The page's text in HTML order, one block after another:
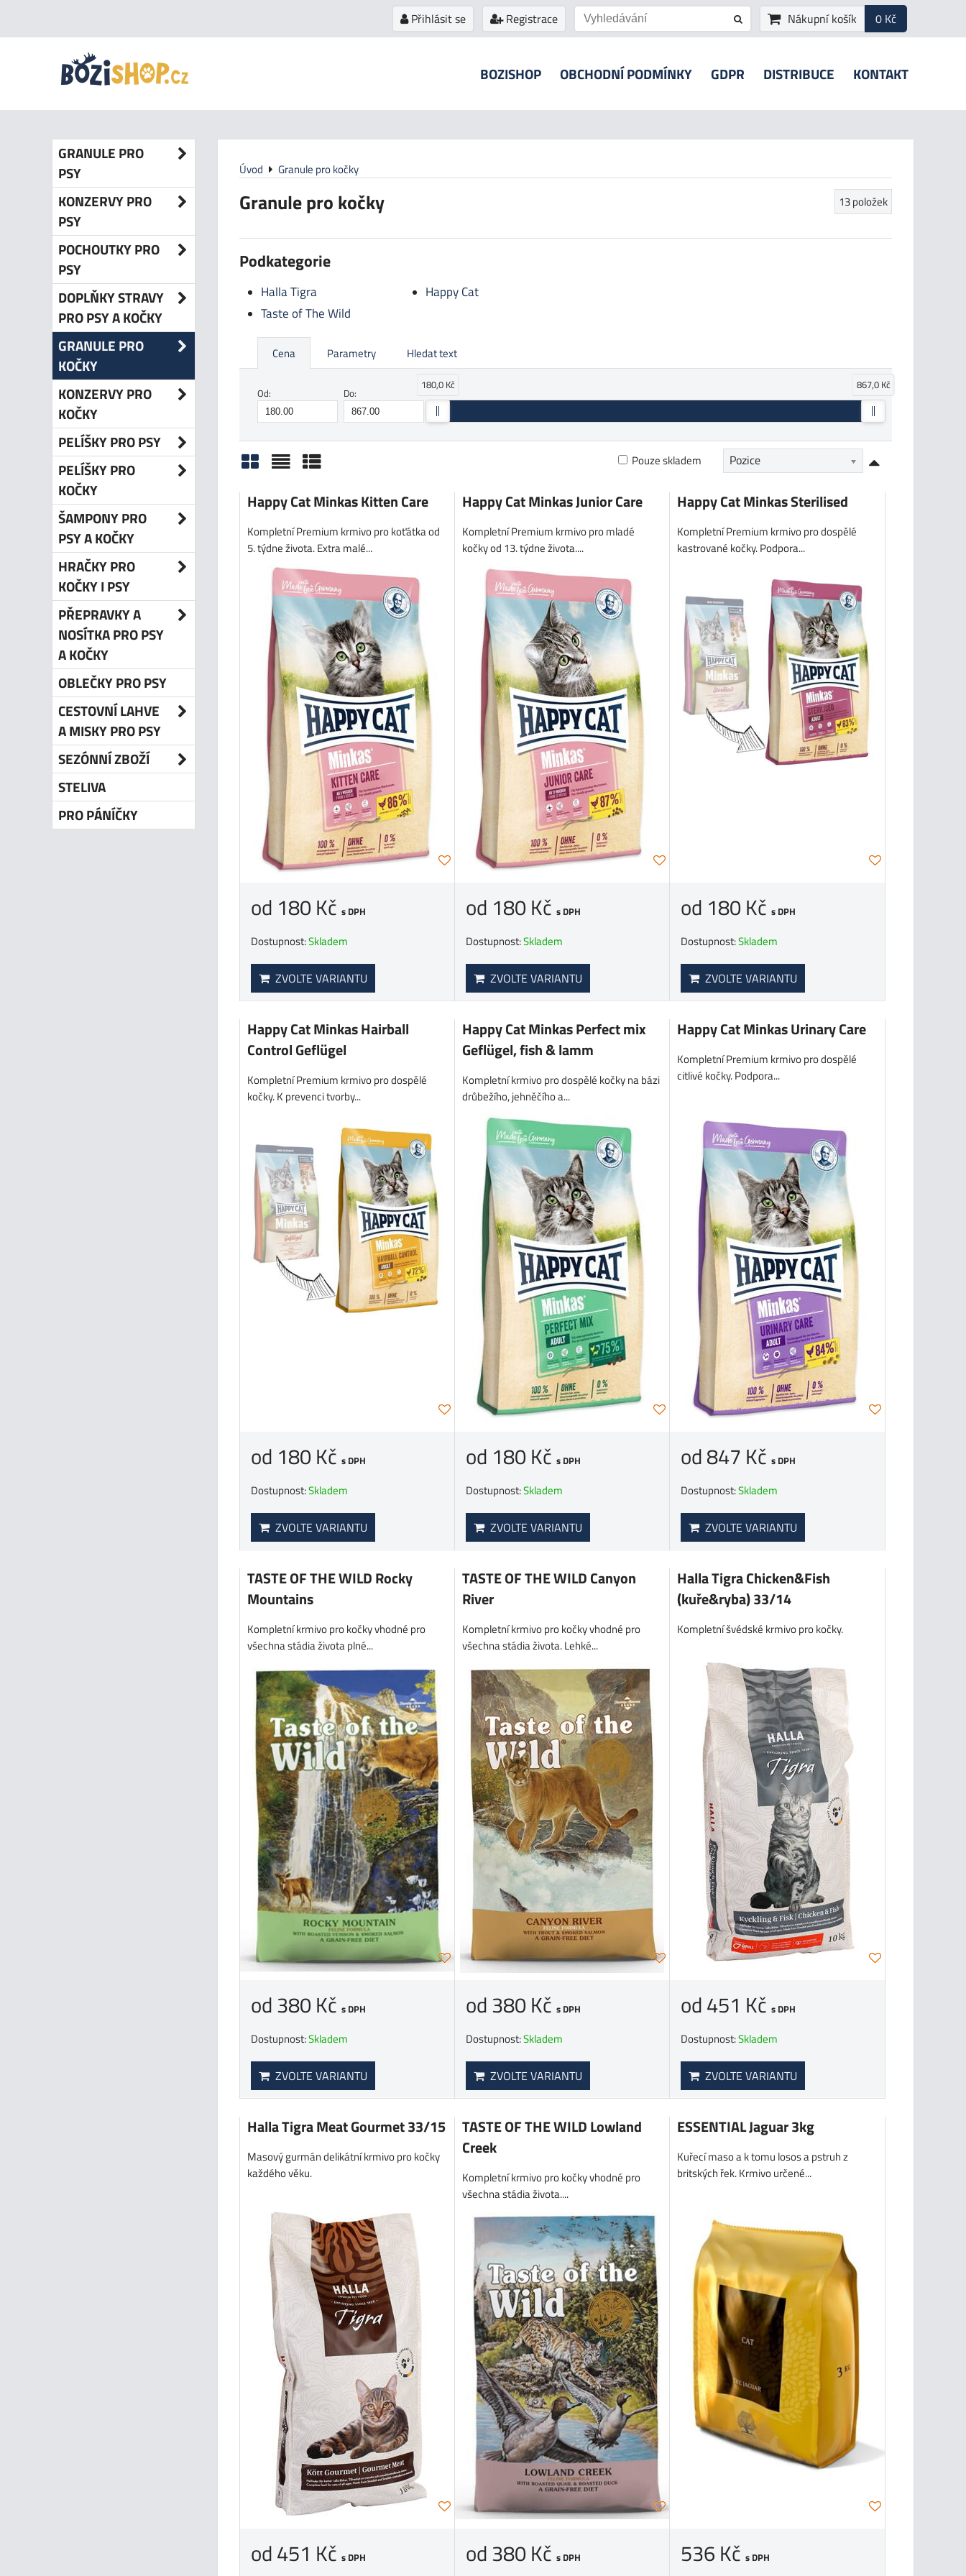
Přihlásit se Registrace Nákupní košík 0 Kč
BOZISHOP OBCHODNÍ PODMÍNKY GDPR DISTRIBUCE KONTAKT
Úvod Granule pro kočky
Granule pro kočky 13položek
Podkategorie
Halla Tigra
Happy Cat
Taste of The Wild
Cena Parametry Hledat text
Od: Do:
180,0 Kč 867,0 Kč
Mřížka SeznamTabulka
Pozice
Pouze skladem
Happy Cat Minkas Kitten Care
Kompletní Premium krmivo pro koťátka od
5. týdne života. Extra malé...
od 180 Kč s DPH
Dostupnost:Skladem
ZVOLTE VARIANTU
Happy Cat Minkas Junior Care
Kompletní Premium krmivo pro mladé
kočky od 13. týdne života....
od 180 Kč s DPH
Dostupnost:Skladem
ZVOLTE VARIANTU
Happy Cat Minkas Sterilised
Kompletní Premium krmivo pro dospělé
kastrované kočky. Podpora...
od 180 Kčs DPH
Dostupnost:Skladem
ZVOLTE VARIANTU
Happy Cat Minkas Hairball
Control Geflügel
Kompletní Premium krmivo pro dospělé
kočky. K prevenci tvorby...
od 180 Kč s DPH
Dostupnost:Skladem
ZVOLTE VARIANTU
Happy Cat Minkas Perfect mix
Geflügel, fish & lamm
Kompletní krmivo pro dospělé kočky na bázi
drůbežího, jehněčího a...
od 180 Kč s DPH
Dostupnost:Skladem
ZVOLTE VARIANTU
Happy Cat Minkas Urinary Care
Kompletní Premium krmivo pro dospělé
citlivé kočky. Podpora...
od 847 Kčs DPH
Dostupnost:Skladem
ZVOLTE VARIANTU
TASTE OF THE WILD Rocky
Mountains
Kompletní krmivo pro kočky vhodné pro
všechna stádia života plné...
od 380 Kč s DPH
Dostupnost:Skladem
ZVOLTE VARIANTU
TASTE OF THE WILD Canyon
River
Kompletní krmivo pro kočky vhodné pro
všechna stádia života. Lehké...
od 380 Kč s DPH
Dostupnost:Skladem
ZVOLTE VARIANTU
Halla Tigra Chicken&Fish
(kuře&ryba) 33/14
Kompletní švédské krmivo pro kočky.
od 451 Kčs DPH
Dostupnost:Skladem
ZVOLTE VARIANTU
Halla Tigra Meat Gourmet 33/15
Masový gurmán delikátní krmivo pro kočky
každého věku.
od 451 Kč s DPH
TASTE OF THE WILD Lowland
Creek
Kompletní krmivo pro kočky vhodné pro
všechna stádia života....
od 380 Kč s DPH
ESSENTIAL Jaguar 3kg
Kuřecí maso a k tomu losos a pstruh z
britských řek. Krmivo určené...
536 Kčs DPH
GRANULE PRO
PSY
KONZERVY PRO
PSY
POCHOUTKY PRO
PSY
DOPLŇKY STRAVY
PRO PSY A KOČKY
GRANULE PRO
KOČKY
KONZERVY PRO
KOČKY
PELÍŠKY PRO PSY
PELÍŠKY PRO
KOČKY
ŠAMPONY PRO
PSY A KOČKY
HRAČKY PRO
KOČKY I PSY
PŘEPRAVKY A
NOSÍTKA PRO PSY
A KOČKY
OBLEČKY PRO PSY
CESTOVNÍ LAHVE
A MISKY PRO PSY
SEZÓNNÍ ZBOŽÍ
STELIVA
PRO PÁNÍČKY